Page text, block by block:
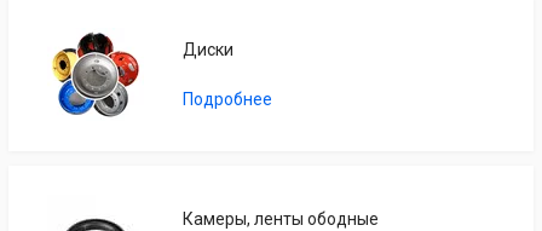
Диски
Подробнее
Камеры, ленты ободные